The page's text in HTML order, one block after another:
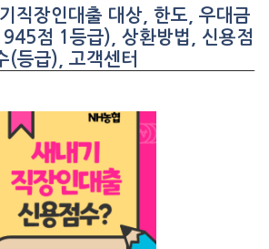
직장인대출 대상, 한도, 우대금
점 1등급), 상환방법, 신용점
(등급), 고객센터